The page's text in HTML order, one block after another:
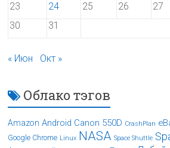
23
24 25 26 27
30
31
« Июн Окт »
Облако тэгов
Amazon Android Canon 550D CrashPlan
Google Chrome Linux NASA Space Shuttle